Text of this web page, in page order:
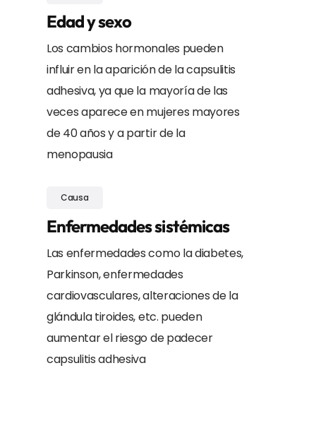
Edad y sexo
Los cambios hormonales pueden
influir en la aparición de la capsulitis
adhesiva, ya que la mayoría de las
veces aparece en mujeres mayores
de 40 años y a partir de la
menopausia
Causa
Enfermedades sistémicas
Las enfermedades como la diabetes,
Parkinson, enfermedades
cardiovasculares, alteraciones de la
glándula tiroides, etc. pueden
aumentar el riesgo de padecer
capsulitis adhesiva